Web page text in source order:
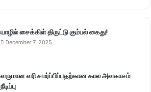
யாழில் சைக்கிள் திருட்டு கும்பல் கைது!
December 7, 2025
வருமான வரி சமர்ப்பிப்பதற்கான கால அவகாசம்
நீடிப்பு